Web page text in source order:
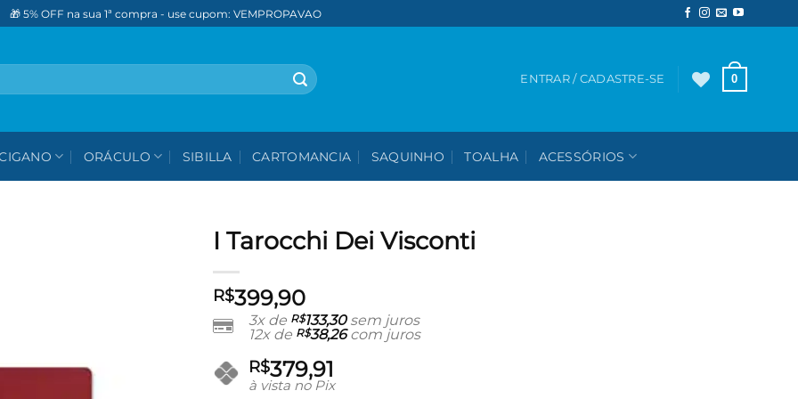
🎁 5% OFF na sua 1ª compra - use cupom: VEMPROPAVAO
ENTRAR / CADASTRE-SE 0
ORÁCULO SIBILLA CARTOMANCIA SAQUINHO TOALHA ACESSÓRIOS
I Tarocchi Dei Visconti
R$399,90
3x de R$133,30sem juros
12x de R$38,26com juros
R$379,91
à vista no Pix